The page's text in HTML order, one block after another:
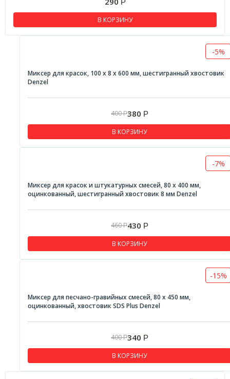
В КОРЗИНУ
-5%
Миксер для красок, 100 х 8 х 600 мм, шестигранный хвостовик
Denzel
400Р380 Р
В КОРЗИНУ
-7%
Миксер для красок и штукатурных смесей, 80 х 400 мм,
оцинкованный, шестигранный хвостовик 8 мм Denzel
460Р430 Р
В КОРЗИНУ
-15%
Миксер для песчано-гравийных смесей, 80 х 450 мм,
оцинкованный, хвостовик SDS Plus Denzel
400Р340 Р
В КОРЗИНУ